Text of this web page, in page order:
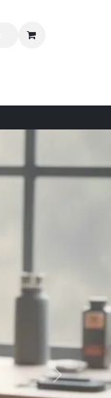
Siguiente